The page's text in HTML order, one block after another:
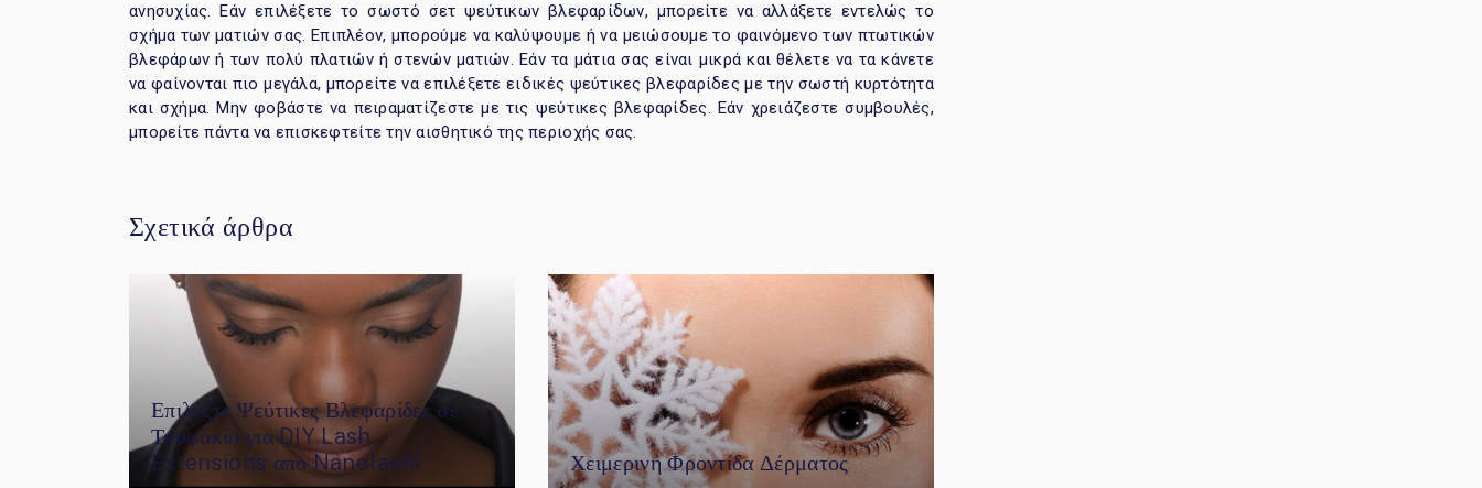
ανησυχίας. Εάν επιλέξετε το σωστό σετ ψεύτικων βλεφαρίδων, μπορείτε να αλλάξετε εντελώς το
σχήμα των ματιών σας. Επιπλέον, μπορούμε να καλύψουμε ή να μειώσουμε το φαινόμενο των πτωτικών
βλεφάρων ή των πολύ πλατιών ή στενών ματιών. Εάν τα μάτια σας είναι μικρά και θέλετε να τα κάνετε
να φαίνονται πιο μεγάλα, μπορείτε να επιλέξετε ειδικές ψεύτικες βλεφαρίδες με την σωστή κυρτότητα
και σχήμα. Μην φοβάστε να πειραματίζεστε με τις ψεύτικες βλεφαρίδες. Εάν χρειάζεστε συμβουλές,
μπορείτε πάντα να επισκεφτείτε την αισθητικό της περιοχής σας.
Σχετικά άρθρα
Επιλέξτε Ψεύτικες Βλεφαρίδες σε
Τουφάκια για DIY Lash
Extensions από Nanolash!
Χειμερινή Φροντίδα Δέρματος